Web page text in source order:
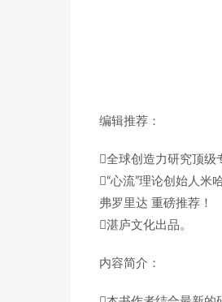
编辑推荐：
全球创造力研究顶级
“心流”理论创始人米
弗罗里达 重磅推荐！
湛庐文化出品。
内容简介：